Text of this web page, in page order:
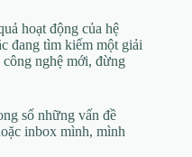
hoạt động của hệ
đang tìm kiếm một giải
nghệ mới, đừng
số những vấn đề
inbox mình, mình